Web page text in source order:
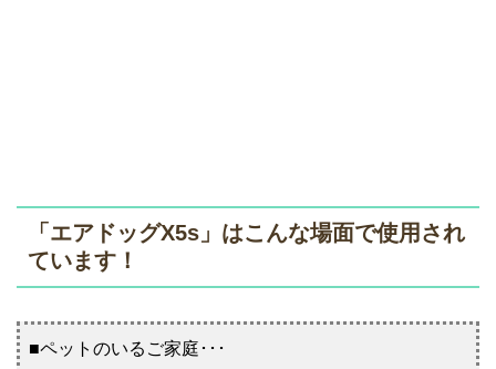
「エアドッグX5s」はこんな場面で使用され
ています！
■ペットのいるご家庭･･･